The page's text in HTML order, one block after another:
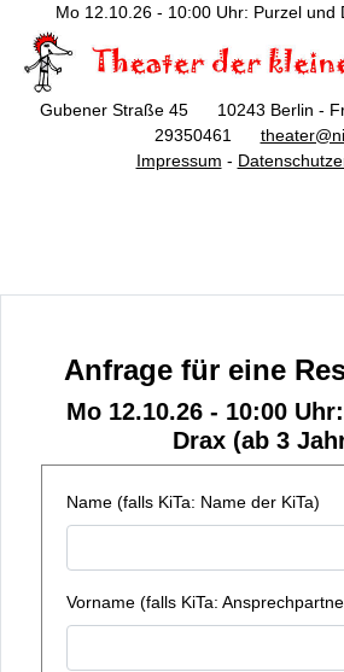
Mo 12.10.26 - 10:00 Uhr: Purzel und
Gubener Straße 45 10243 Berlin -
29350461
Impressum -
Anfrage für eine
Mo 12.10.26 - 10:00
Drax (ab 3
Name (falls KiTa: Name der KiTa)
Vorname (falls KiTa: